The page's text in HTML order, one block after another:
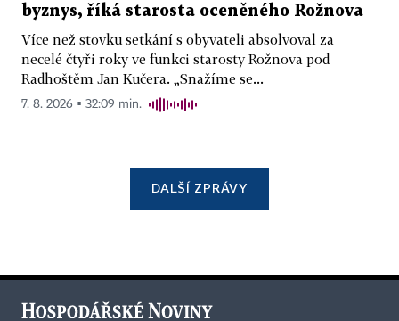
byznys, říká starosta oceněného Rožnova
Více než stovku setkání s obyvateli absolvoval za
necelé čtyři roky ve funkci starosty Rožnova pod
Radhoštěm Jan Kučera. „Snažíme se...
7. 8. 2026 ▪ 32:09 min.
DALŠÍ ZPRÁVY